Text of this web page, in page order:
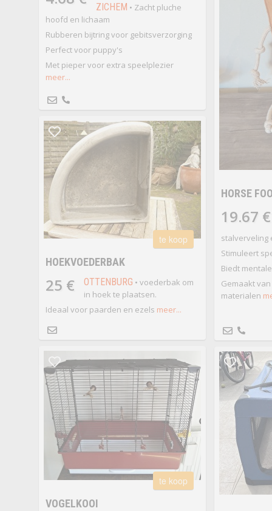
ZICHEM • Zacht pluche
hoofd en lichaam
Rubberen bijtring voor gebitsverzorging
Perfect voor puppy's
Met pieper voor extra speelplezier
meer...
HORSE
19.67 €
stalverveling
Stimuleert
Biedt
Gemaakt
materialen
te koop
HOEKVOEDERBAK
25 € OTTENBURG • voederbak om
in hoek te plaatsen.
Ideaal voor paarden en ezels meer...
te koop
VOGELKOOI